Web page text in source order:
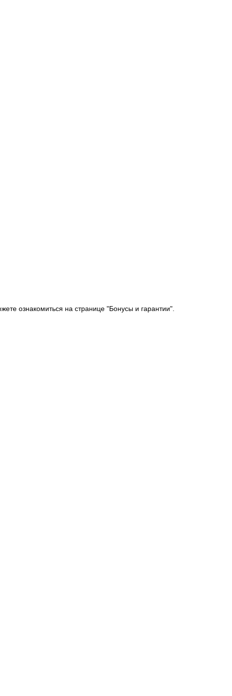
ознакомиться на странице "Бонусы и гарантии".